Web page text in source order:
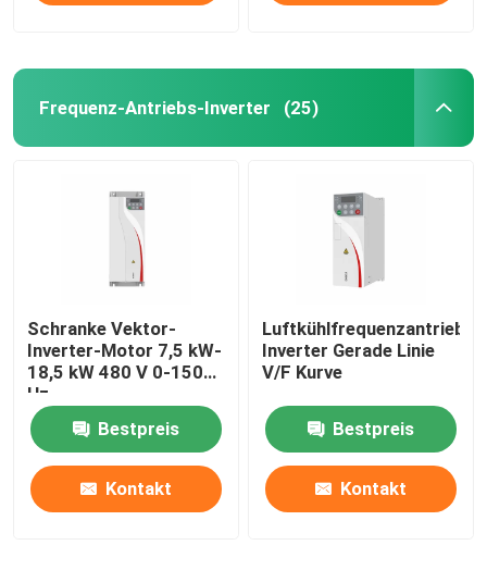
Frequenz-Antriebs-Inverter (25)
Schranke Vektor-
Inverter-Motor 7,5 kW-
18,5 kW 480 V 0-1500
Hz
Bestpreis
Kontakt
Luftkühlfrequenzantrieb
Inverter Gerade Linie
V/F Kurve
Bestpreis
Kontakt